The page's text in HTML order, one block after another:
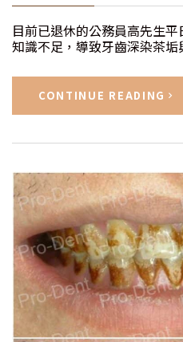
目前已退休的公務員高先生
知識不足，導致牙齒深染茶
CONTINUE READING